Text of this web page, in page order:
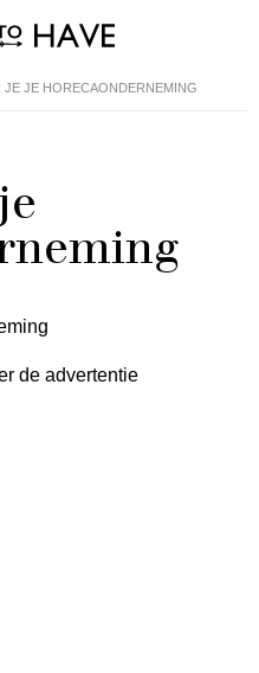
JE JE HORECAONDERNEMING
de advertentie